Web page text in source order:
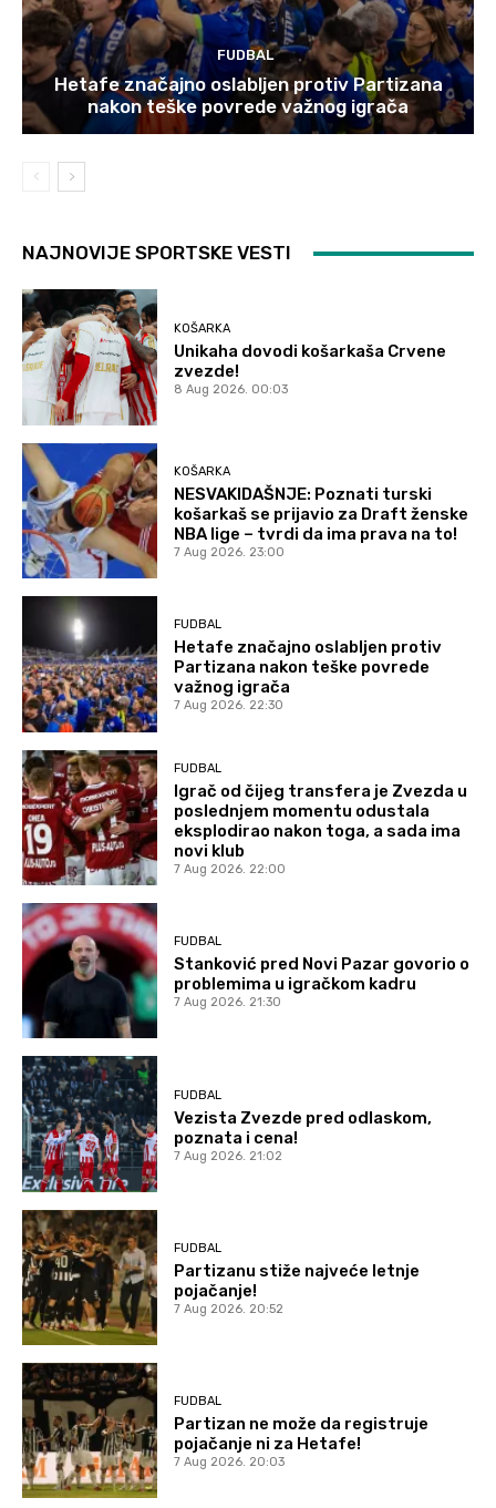
FUDBAL
Hetafe značajno oslabljen protiv Partizana
nakon teške povrede važnog igrača
NAJNOVIJE SPORTSKE VESTI
KOŠARKA
Unikaha dovodi košarkaša Crvene
zvezde!
8 Aug 2026. 00:03
KOŠARKA
NESVAKIDAŠNJE: Poznati turski
košarkaš se prijavio za Draft ženske
NBA lige – tvrdi da ima prava na to!
7 Aug 2026. 23:00
FUDBAL
Hetafe značajno oslabljen protiv
Partizana nakon teške povrede
važnog igrača
7 Aug 2026. 22:30
FUDBAL
Igrač od čijeg transfera je Zvezda u
poslednjem momentu odustala
eksplodirao nakon toga, a sada ima
novi klub
7 Aug 2026. 22:00
FUDBAL
Stanković pred Novi Pazar govorio o
problemima u igračkom kadru
7 Aug 2026. 21:30
FUDBAL
Vezista Zvezde pred odlaskom,
poznata i cena!
7 Aug 2026. 21:02
FUDBAL
Partizanu stiže najveće letnje
pojačanje!
7 Aug 2026. 20:52
FUDBAL
Partizan ne može da registruje
pojačanje ni za Hetafe!
7 Aug 2026. 20:03